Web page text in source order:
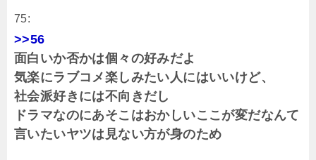
75:
>>56
面白いか否かは個々の好みだよ
気楽にラブコメ楽しみたい人にはいいけど、
社会派好きには不向きだし
ドラマなのにあそこはおかしいここが変だなんて
言いたいヤツは見ない方が身のため